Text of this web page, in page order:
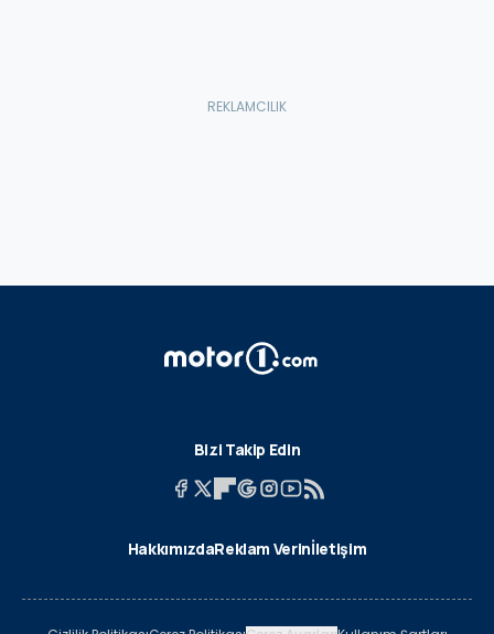
Bizi Takip Edin
HakkımızdaReklam Verinİletişim